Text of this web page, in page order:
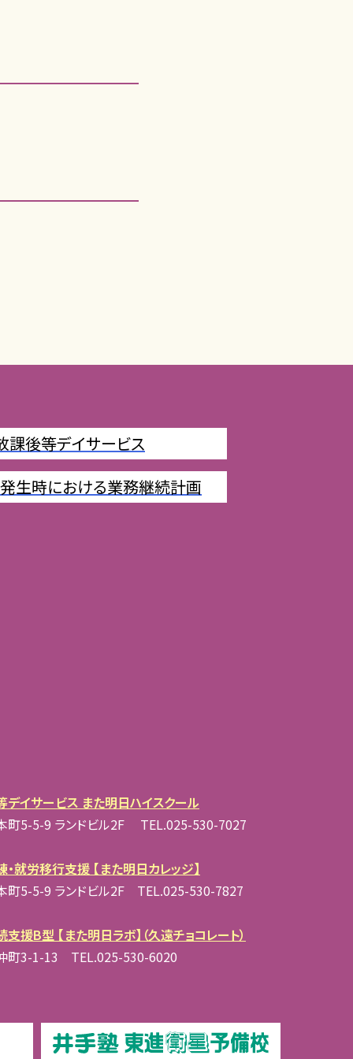
課後等デイサービス
生時における業務継続計画
デイサービス また明日ハイスクール
町5-5-9 ランドビル2F TEL.025-530-7027
就労移行支援 【また明日カレッジ】
町5-5-9 ランドビル2F TEL.025-530-7827
援B型 【また明日ラボ】（久遠チョコレート）
町3-1-13 TEL.025-530-6020